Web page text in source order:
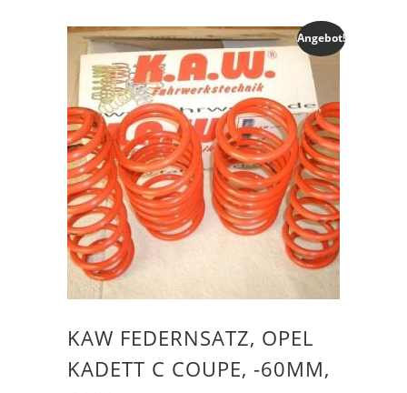
Angebot!
KAW FEDERNSATZ, OPEL
KADETT C COUPE, -60MM,